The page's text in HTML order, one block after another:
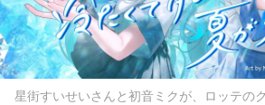
星街すいせいさんと初音ミクが、ロッテの